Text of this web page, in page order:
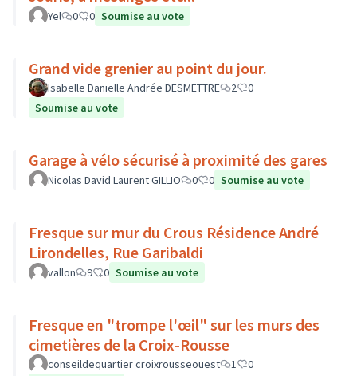
Yel 0 0 Soumise au vote
Grand vide grenier au point du jour.
Isabelle Danielle Andrée DESMETTRE 2
0
Soumise au vote
Garage à vélo sécurisé à proximité des gares
Nicolas David Laurent GILLIO 0 0 Soumise au vote
Fresque sur mur du Crous Résidence André
Lirondelles, Rue Garibaldi
vallon 9 0 Soumise au vote
Fresque en "trompe l'œil" sur les murs des
cimetières de la Croix-Rousse
conseildequartier croixrousseouest 1
0